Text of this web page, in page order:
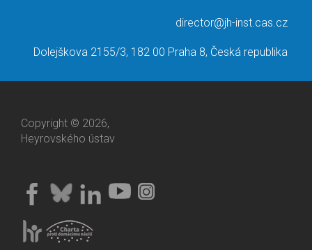
director@jh-inst.cas.cz
Dolejškova 2155/3, 182 00 Praha 8, Česká republika
Copyright © 2026,
Heyrovského ústav